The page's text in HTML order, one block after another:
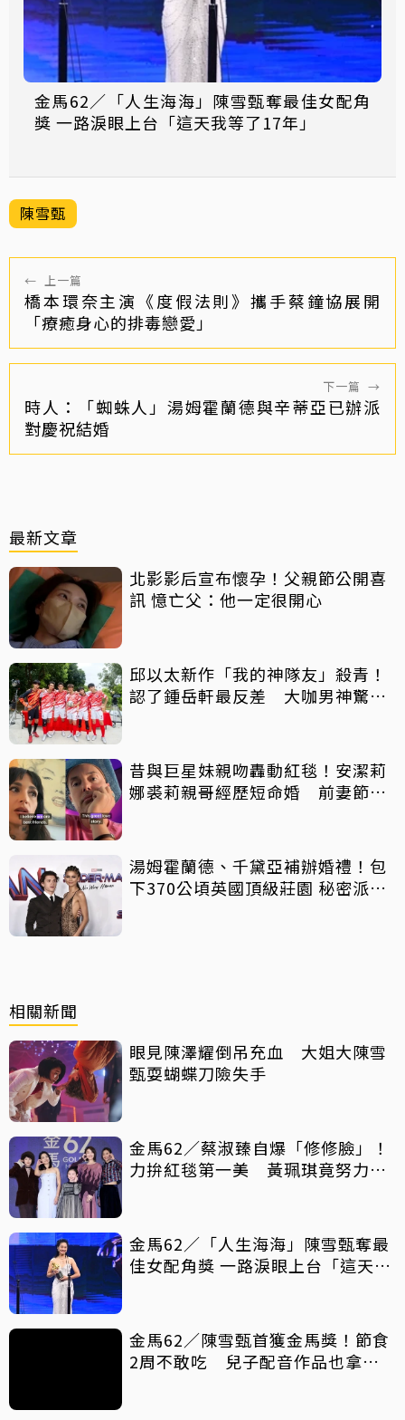
金馬62／「人生海海」陳雪甄奪最佳女配角
獎 一路淚眼上台「這天我等了17年」
陳雪甄
← 上一篇
橋本環奈主演《度假法則》攜手蔡鐘協展開
「療癒身心的排毒戀愛」
下一篇 →
時人：「蜘蛛人」湯姆霍蘭德與辛蒂亞已辦派
對慶祝結婚
最新文章
北影影后宣布懷孕！父親節公開喜
訊 憶亡父：他一定很開心
邱以太新作「我的神隊友」殺青！
認了鍾岳軒最反差 大咖男神驚喜
昔與巨星妹親吻轟動紅毯！安潔莉
娜裘莉親哥經歷短命婚 前妻節目
湯姆霍蘭德、千黛亞補辦婚禮！包
下370公頃英國頂級莊園 秘密派對
相關新聞
眼見陳澤耀倒吊充血 大姐大陳雪
甄耍蝴蝶刀險失手
金馬62／蔡淑臻自爆「修修臉」！
力拚紅毯第一美 黃珮琪竟努力吃
金馬62／「人生海海」陳雪甄奪最
佳女配角獎 一路淚眼上台「這天我
金馬62／陳雪甄首獲金馬獎！節食
2周不敢吃 兒子配音作品也拿金